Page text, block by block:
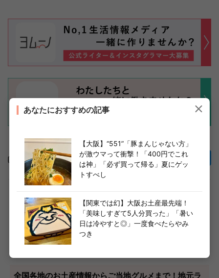
この記事をシェア
全国各地のお土産情報からご当地グルメまで！地元ラ
イター推しアイテムも
全国各地のお土産情報からご当地グルメまで！地元ラ
あなたにおすすめの記事
【大阪】“551”「豚まんじゃない方」
が激ウマって衝撃！「400円でこれ
は神」「必ず買って帰る」夏にゲッ
トすべし
【関東では幻】大阪お土産最先端！
「美味しすぎて5人分買った」「暑い
日は冷やすと◎」一度食べたらやみ
つき